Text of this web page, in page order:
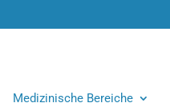
Medizinische Bereiche